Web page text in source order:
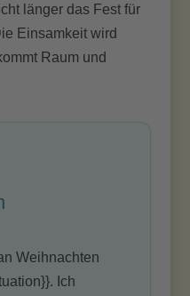
länger das Fest für
Einsamkeit wird
Raum und
Weihnachten
Ich